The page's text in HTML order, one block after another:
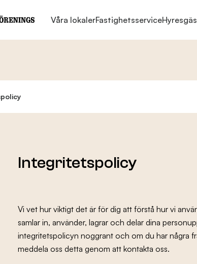
Våra lokalerFastighetsservice
Integritetspolicy
Vi vet hur viktigt det är för dig att förstå hur vi
samlar in, använder, lagrar och delar dina
integritetspolicyn noggrant och om du har några
meddela oss detta genom att kontakta oss.